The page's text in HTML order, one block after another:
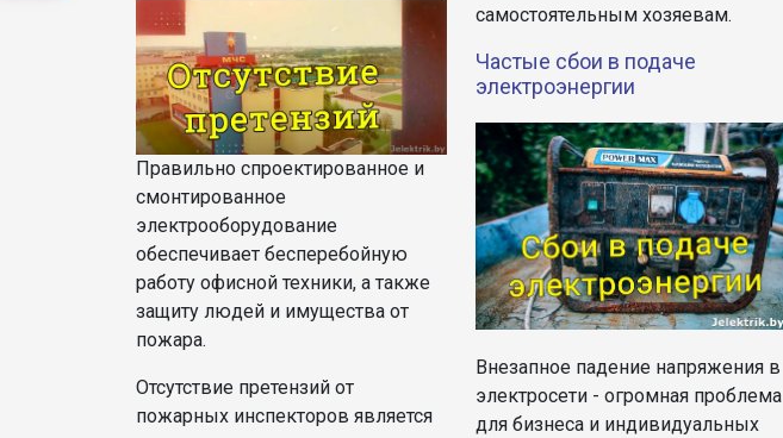
Правильно спроектированное и
смонтированное
электрооборудование
обеспечивает бесперебойную
работу офисной техники, а также
защиту людей и имущества от
пожара.
Отсутствие претензий от
пожарных инспекторов является
самостоятельным хозяевам.
Частые сбои в подаче
электроэнергии
Внезапное падение напряжения в
электросети - огромная проблема
для бизнеса и индивидуальных